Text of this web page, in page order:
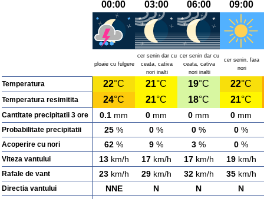
00:00 03:00 06:00 09:00
ploaie cu fulgere
cer senin dar cu
ceata, cativa
nori inalti
cer senin dar cu
ceata, cativa
nori inalti
cer senin, fara
nori
Temperatura 22°C 21°C 19°C 22°C
Temperatura resimitita 24°C 21°C 18°C 21°C
Cantitate precipitatii 3 ore 0.1 mm 0 mm 0 mm 0 mm
Probabilitate precipitatii 25 % 0 % 0 % 0 %
Acoperire cu nori 62 % 9 % 3 % 0 %
Viteza vantului 13km/h 17km/h 17km/h 19km/h
Rafale de vant 23km/h 29km/h 32km/h 35km/h
Directia vantului NNE N N N